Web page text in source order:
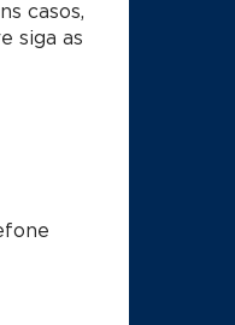
casos,
siga as